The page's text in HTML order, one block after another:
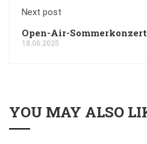
Next post
Open-Air-Sommerkonzert
18.06.2025
YOU MAY ALSO